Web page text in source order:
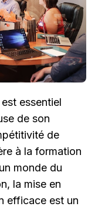
?
essentiel
de son
de
à la formation
monde du
la mise en
efficace est un